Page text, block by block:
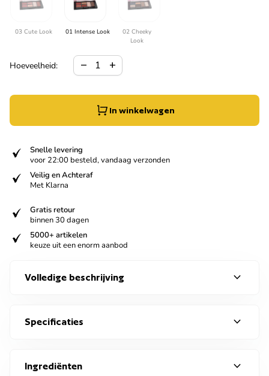
03 Cute Look 01 Intense Look
02 Cheeky
Look
Hoeveelheid:
Hoeveelheid verlagen voor
remove
Verhoog de hoeveelheid voor
add
In winkelwagen
verified
Snelle levering
voor 22:00 besteld, vandaag verzonden
verified
Veilig en Achteraf
Met Klarna
verified
Gratis retour
binnen 30 dagen
verified
5000+ artikelen
keuze uit een enorm aanbod
Volledige beschrijving expand_more
Specificaties expand_more
Ingrediënten expand_more